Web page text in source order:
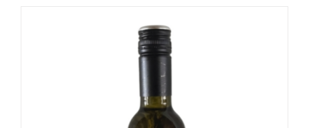
AWARDS
CONTACT | OPENING HOURS